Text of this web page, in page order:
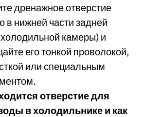
дренажное отверстие
в нижней части задней
холодильной камеры) и
его тонкой проволокой,
или специальным
отверстие для
в холодильнике и как